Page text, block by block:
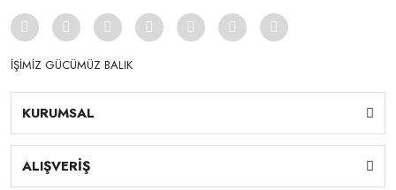
İŞİMİZ GÜCÜMÜZ BALIK
KURUMSAL
ALIŞVERİŞ